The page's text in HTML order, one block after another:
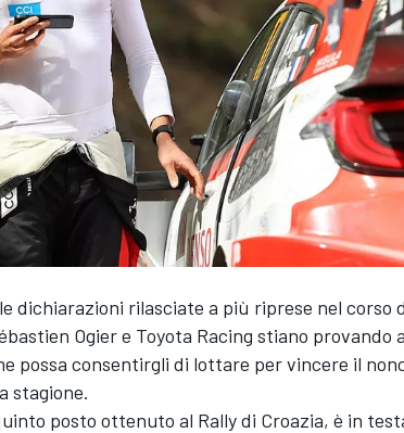
dichiarazioni rilasciate a più riprese nel corso
Ogiere Toyota Racing stiano provando
possa consentirgli di lottare per vincere il
stagione.
posto ottenuto al Rally di Croazia, è in